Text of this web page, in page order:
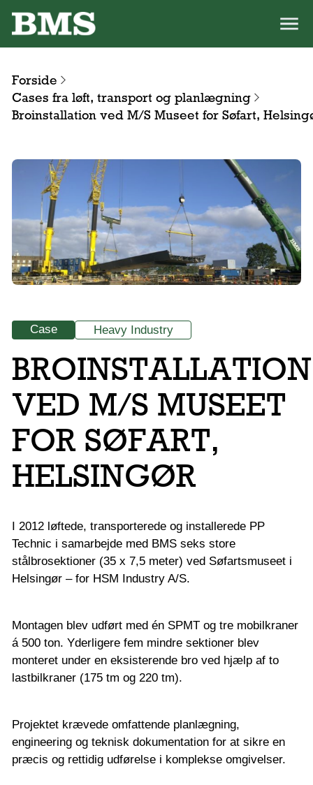
Forside
Cases fra løft, transport og planlægning
Broinstallation ved M/S Museet for Søfart,
Case Heavy Industry
BROINSTALLATION
VED M/S MUSEET
FOR SØFART,
HELSINGØR
I 2012 løftede, transporterede og installerede PP
Technic i samarbejde med BMS seks store
stålbrosektioner (35 x 7,5 meter) ved Søfartsmuseet i
Helsingør – for HSM Industry A/S.
Montagen blev udført med én SPMT og tre mobilkraner
á 500 ton. Yderligere fem mindre sektioner blev
monteret under en eksisterende bro ved hjælp af to
lastbilkraner (175 tm og 220 tm).
Projektet krævede omfattende planlægning,
engineering og teknisk dokumentation for at sikre en
præcis og rettidig udførelse i komplekse omgivelser.